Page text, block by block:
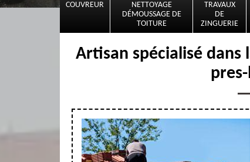
COUVREUR
NETTOYAGE
DÉMOUSSAGE DE
TOITURE
TRAVAUX
DE
ZINGUERIE
Artisan spécialisé